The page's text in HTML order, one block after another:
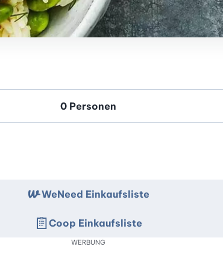
WeNeed Einkaufsliste
Coop Einkaufsliste
WERBUNG